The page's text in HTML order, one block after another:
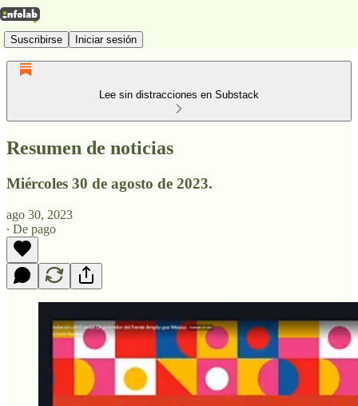
Suscribirse Iniciar sesión
Lee sin distracciones en Substack
Resumen de noticias
Miércoles 30 de agosto de 2023.
ago 30, 2023
∙ De pago